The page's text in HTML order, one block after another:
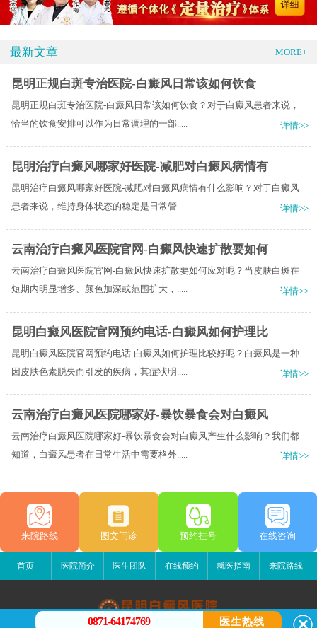
最新文章 MORE+
昆明正规白斑专治医院-白癜风日常该如何饮食
昆明正规白斑专治医院-白癜风日常该如何饮食？对于白癜风患者来说，
恰当的饮食安排可以作为日常调理的一部.....
详情>>
昆明治疗白癜风哪家好医院-减肥对白癜风病情有
昆明治疗白癜风哪家好医院-减肥对白癜风病情有什么影响？对于白癜风
患者来说，维持身体状态的稳定是日常管.....
详情>>
云南治疗白癜风医院官网-白癜风快速扩散要如何
云南治疗白癜风医院官网-白癜风快速扩散要如何应对呢？当皮肤白斑在
短期内明显增多、颜色加深或范围扩大，.....
详情>>
昆明白癜风医院官网预约电话-白癜风如何护理比
昆明白癜风医院官网预约电话-白癜风如何护理比较好呢？白癜风是一种
因皮肤色素脱失而引发的疾病，其症状明.....
详情>>
云南治疗白癜风医院哪家好-暴饮暴食会对白癜风
云南治疗白癜风医院哪家好-暴饮暴食会对白癜风产生什么影响？我们都
知道，白癜风患者在日常生活中需要格外.....
详情>>
来院路线 图文问诊 预约挂号 在线咨询
首页 医院简介 医生团队 在线预约 就医指南 来院路线
0871-64174769 医生热线